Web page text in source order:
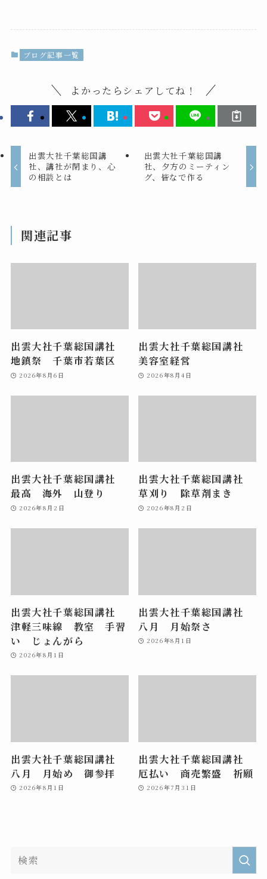
ブログ記事一覧
よかったらシェアしてね！
出雲大社千葉総国講
社、講社が閉まり、心
の相談とは
出雲大社千葉総国講
社、夕方のミーティン
グ、皆なで作る
関連記事
出雲大社千葉総国講社
地鎮祭 千葉市若葉区
2026年8月6日
出雲大社千葉総国講社
美容室経営
2026年8月4日
出雲大社千葉総国講社
最高 海外 山登り
2026年8月2日
出雲大社千葉総国講社
草刈り 除草剤まき
2026年8月2日
出雲大社千葉総国講社
津軽三味線 教室 手習
い じょんがら
2026年8月1日
出雲大社千葉総国講社
八月 月始祭さ
2026年8月1日
出雲大社千葉総国講社
八月 月始め 御参拝
2026年8月1日
出雲大社千葉総国講社
厄払い 商売繁盛 祈願
2026年7月31日